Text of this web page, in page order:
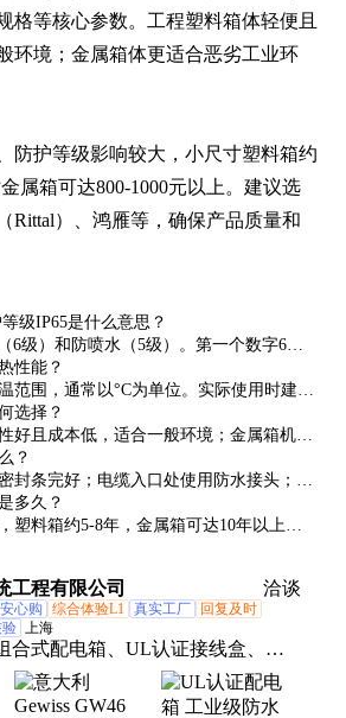
格等核心参数。工程塑料箱体轻便且
环境；金属箱体更适合恶劣工业环
防护等级影响较大，小尺寸塑料箱约
属箱可达800-1000元以上。建议选
Rittal）、鸿雁等，确保产品质量和
级IP65是什么意思？
6级）和防喷水（5级）。第一个数字6代
二个数字5表示能抵抗低压水柱喷射。
性能？
范围，通常以°C为单位。实际使用时建议
长期在极限温度下工作。
选择？
好且成本低，适合一般环境；金属箱机械
合重工业或高温环境。
？
封条完好；电缆入口处使用防水接头；避
导致变形。
多久？
塑料箱约5-8年，金属箱可达10年以上。
涂层的保持情况。
工程有限公司 洽谈
安心购 综合体验L1 真实工厂
回复及时
上海
合式配电箱、UL认证接线盒、防
盒、UL配电箱、聚碳酸酯配电
IP68接线盒、IP65接线盒、Ml组合